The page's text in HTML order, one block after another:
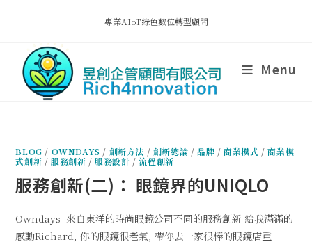
專業AIoT綠色數位轉型顧問
Menu
BLOG / OWNDAYS / 創新方法 / 創新總論 /品牌 /商業模式 /商業模
式創新 /服務創新 /服務設計 /流程創新
服務創新(二)： 眼鏡界的UNIQLO
Owndays 來自東洋的時尚眼鏡公司不同的服務創新 給我滿滿的
感動Richard, 你的眼鏡很老氣, 帶你去一家很棒的眼鏡店重